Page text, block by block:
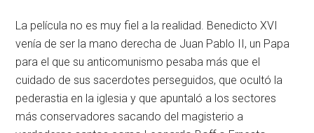
La película no es muy fiel a la realidad. Benedicto XVI
venía de ser la mano derecha de Juan Pablo II, un Papa
para el que su anticomunismo pesaba más que el
cuidado de sus sacerdotes perseguidos, que ocultó la
pederastia en la iglesia y que apuntaló a los sectores
más conservadores sacando del magisterio a